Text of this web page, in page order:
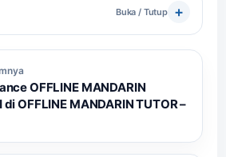
Buka / Tutup
OFFLINE MANDARIN
di OFFLINE MANDARIN TUTOR –